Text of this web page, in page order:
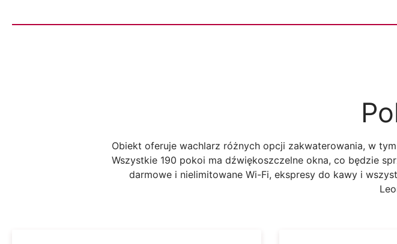
Obiekt oferuje wachlarz różnych opcji zakwaterowania, w
Wszystkie 190 pokoi ma dźwiękoszczelne okna, co będzie
darmowe i nielimitowane Wi-Fi, ekspresy do kawy i